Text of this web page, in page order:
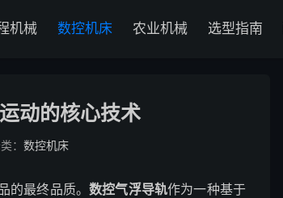
机械 数控机床 农业机械 选型指南
动的核心技术
： 数控机床
的最终品质。数控气浮导轨作为一种基于